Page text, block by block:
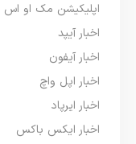
اپلیکیشن مک او اس
اخبار آیپد
اخبار آیفون
اخبار اپل واچ
اخبار ایرپاد
اخبار ایکس باکس